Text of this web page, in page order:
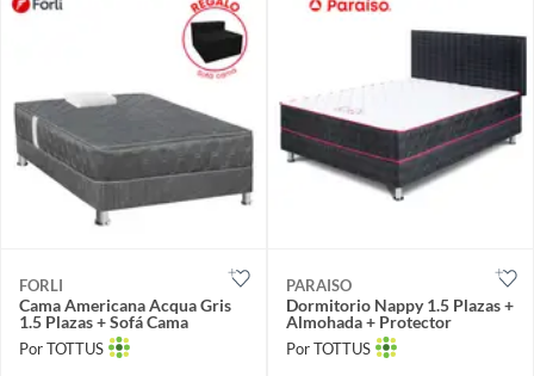
FORLI
Cama Americana Acqua Gris
1.5 Plazas + Sofá Cama
Por TOTTUS
PARAISO
Dormitorio Nappy 1.5 Plazas +
Almohada + Protector
Por TOTTUS